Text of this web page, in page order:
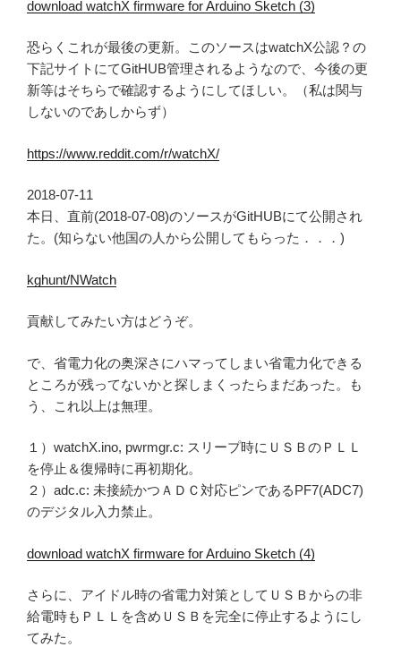
download watchX firmware for Arduino Sketch (3)
恐らくこれが最後の更新。このソースはwatchX公認？の
下記サイトにてGitHUB管理されるようなので、今後の更
新等はそちらで確認するようにしてほしい。（私は関与
しないのであしからず）
https://www.reddit.com/r/watchX/
2018-07-11
本日、直前(2018-07-08)のソースがGitHUBにて公開され
た。(知らない他国の人から公開してもらった．．．)
kghunt/NWatch
貢献してみたい方はどうぞ。
で、省電力化の奥深さにハマってしまい省電力化できる
ところが残ってないかと探しまくったらまだあった。も
う、これ以上は無理。
１）watchX.ino, pwrmgr.c: スリープ時にＵＳＢのＰＬＬ
を停止＆復帰時に再初期化。
２）adc.c: 未接続かつＡＤＣ対応ピンであるPF7(ADC7)
のデジタル入力禁止。
download watchX firmware for Arduino Sketch (4)
さらに、アイドル時の省電力対策としてＵＳＢからの非
給電時もＰＬＬを含めＵＳＢを完全に停止するようにし
てみた。